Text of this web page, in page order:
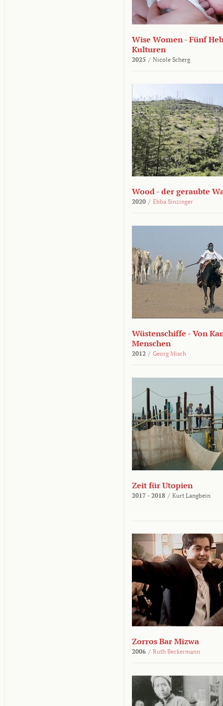
Wise Women - Fünf
Kulturen
2025 / Nicole Scherg
Wood - der geraubte
2020 / Ebba Sinzinger
Wüstenschiffe - Von
Menschen
2012 / Georg Misch
Zeit für Utopien
2017 - 2018 / Kurt Langbein
Zorros Bar Mizwa
2006 / Ruth Beckermann